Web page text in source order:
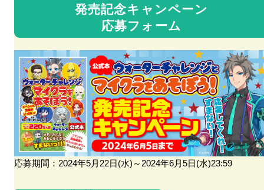
発売記念キャンペーン
応募フォーム
応募期間：2024年5月22日(水)～2024年6月5日(水)23:59